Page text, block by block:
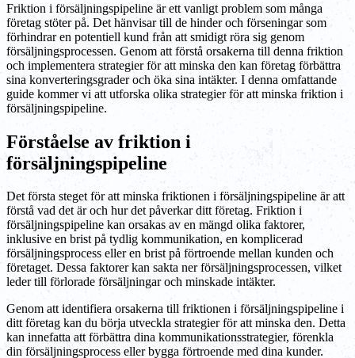
Friktion i försäljningspipeline är ett vanligt problem som många
företag stöter på. Det hänvisar till de hinder och förseningar som
förhindrar en potentiell kund från att smidigt röra sig genom
försäljningsprocessen. Genom att förstå orsakerna till denna friktion
och implementera strategier för att minska den kan företag förbättra
sina konverteringsgrader och öka sina intäkter. I denna omfattande
guide kommer vi att utforska olika strategier för att minska friktion i
försäljningspipeline.
Förståelse av friktion i
försäljningspipeline
Det första steget för att minska friktionen i försäljningspipeline är att
förstå vad det är och hur det påverkar ditt företag. Friktion i
försäljningspipeline kan orsakas av en mängd olika faktorer,
inklusive en brist på tydlig kommunikation, en komplicerad
försäljningsprocess eller en brist på förtroende mellan kunden och
företaget. Dessa faktorer kan sakta ner försäljningsprocessen, vilket
leder till förlorade försäljningar och minskade intäkter.
Genom att identifiera orsakerna till friktionen i försäljningspipeline i
ditt företag kan du börja utveckla strategier för att minska den. Detta
kan innefatta att förbättra dina kommunikationsstrategier, förenkla
din försäljningsprocess eller bygga förtroende med dina kunder.